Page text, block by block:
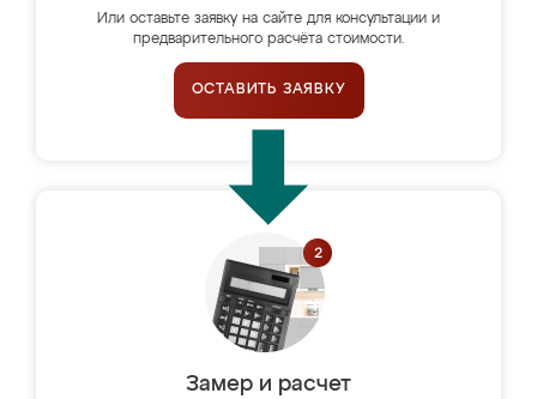
Или оставьте заявку на сайте для консультации и
предварительного расчёта стоимости.
ОСТАВИТЬ ЗАЯВКУ
Замер и расчет